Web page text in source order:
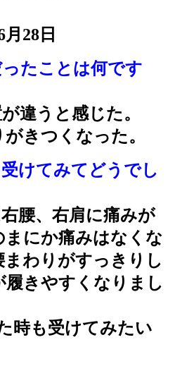
28日
たことは何です
違うと感じた。
きつくなった。
けてみてどうでし
腰、右肩に痛みが
にか痛みはなくな
わりがすっきりし
きやすくなりまし
時も受けてみたい